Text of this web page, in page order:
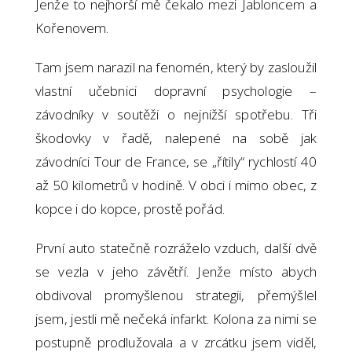
Jenže to nejhorší mě čekalo mezi Jabloncem a
Kořenovem.
Tam jsem narazil na fenomén, který by zasloužil
vlastní učebnici dopravní psychologie –
závodníky v soutěži o nejnižší spotřebu. Tři
škodovky v řadě, nalepené na sobě jak
závodníci Tour de France, se „řítily“ rychlostí 40
až 50 kilometrů v hodině. V obci i mimo obec, z
kopce i do kopce, prostě pořád.
První auto statečně rozráželo vzduch, další dvě
se vezla v jeho závětří. Jenže místo abych
obdivoval promyšlenou strategii, přemýšlel
jsem, jestli mě nečeká infarkt. Kolona za nimi se
postupně prodlužovala a v zrcátku jsem viděl,